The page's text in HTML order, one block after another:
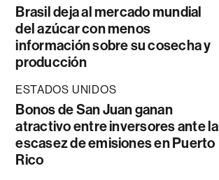
Brasil deja al mercado mundial
del azúcar con menos
información sobre su cosecha y
producción
ESTADOS UNIDOS
Bonos de San Juan ganan
atractivo entre inversores ante la
escasez de emisiones en Puerto
Rico